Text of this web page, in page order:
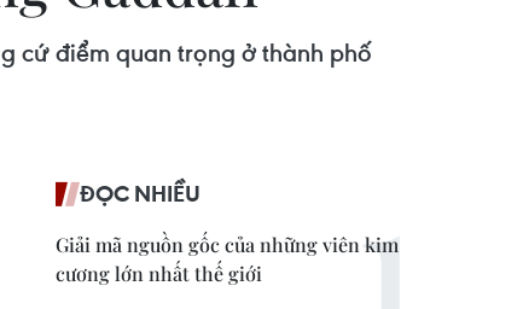
cứ điểm quan trọng ở thành phố
ĐỌC NHIỀU
Giải mã nguồn gốc của những viên kim
cương lớn nhất thế giới